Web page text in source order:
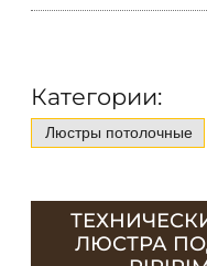
Категории:
Люстры потолочные
ЛЮСТРА